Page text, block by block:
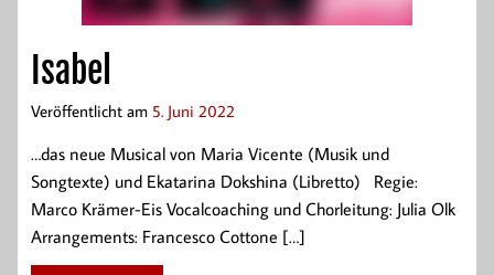
Isabel
Veröffentlicht am 5. Juni 2022
…das neue Musical von Maria Vicente (Musik und
Songtexte) und Ekatarina Dokshina (Libretto) Regie:
Marco Krämer-Eis Vocalcoaching und Chorleitung: Julia Olk
Arrangements: Francesco Cottone […]